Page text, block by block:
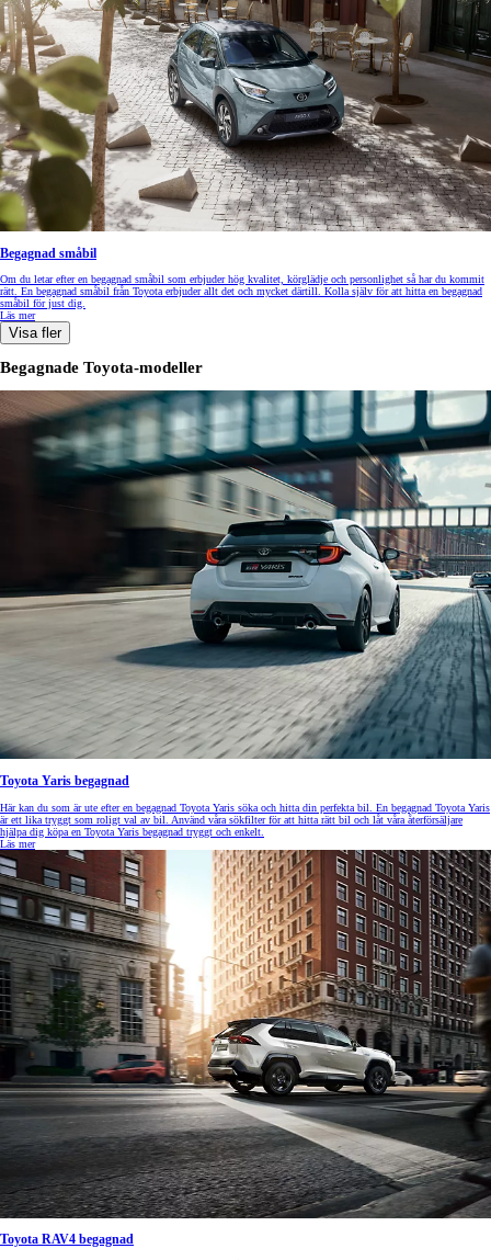
Begagnad småbil
Om du letar efter en begagnad småbil som erbjuder hög kvalitet, körglädje och personlighet så har du kommit
rätt. En begagnad småbil från Toyota erbjuder allt det och mycket därtill. Kolla själv för att hitta en begagnad
småbil för just dig.
Läs mer
Visa fler
Begagnade Toyota-modeller
Toyota Yaris begagnad
Här kan du som är ute efter en begagnad Toyota Yaris söka och hitta din perfekta bil. En begagnad Toyota Yaris
är ett lika tryggt som roligt val av bil. Använd våra sökfilter för att hitta rätt bil och låt våra återförsäljare
hjälpa dig köpa en Toyota Yaris begagnad tryggt och enkelt.
Läs mer
Toyota RAV4 begagnad